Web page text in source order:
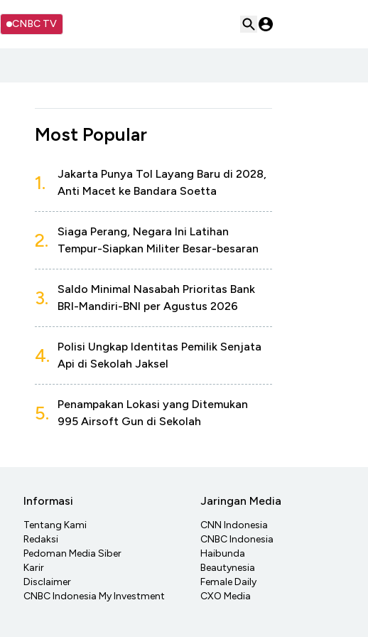
CNBC TV
Most Popular
1.
Jakarta Punya Tol Layang Baru di 2028,
Anti Macet ke Bandara Soetta
2.
Siaga Perang, Negara Ini Latihan
Tempur-Siapkan Militer Besar-besaran
3.
Saldo Minimal Nasabah Prioritas Bank
BRI-Mandiri-BNI per Agustus 2026
4.
Polisi Ungkap Identitas Pemilik Senjata
Api di Sekolah Jaksel
5.
Penampakan Lokasi yang Ditemukan
995 Airsoft Gun di Sekolah
Informasi
Tentang Kami
Redaksi
Pedoman Media Siber
Karir
Disclaimer
CNBC Indonesia My Investment
Jaringan Media
CNN Indonesia
CNBC Indonesia
Haibunda
Beautynesia
Female Daily
CXO Media